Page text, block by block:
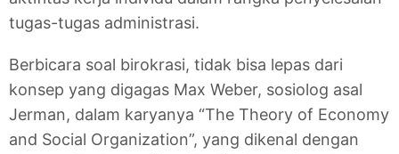
tugas-tugas administrasi.
Berbicara soal birokrasi, tidak bisa lepas dari
konsep yang digagas Max Weber, sosiolog asal
Jerman, dalam karyanya “The Theory of Economy
and Social Organization”, yang dikenal dengan